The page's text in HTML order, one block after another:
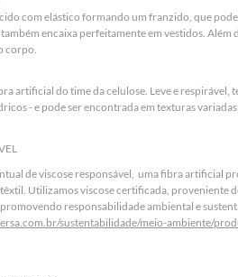
com elástico formando um franzido, que
encaixa perfeitamente em vestidos.
corpo.
artificial do time da celulose. Leve e
- e pode ser encontrada em texturas
de viscose responsável, uma fibra artificial
Utilizamos viscose certificada, proveniente
responsabilidade ambiental e
sustentabilidade/meio-ambiente/